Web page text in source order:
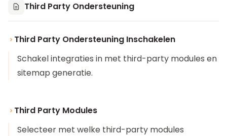
Third Party Ondersteuning
Third Party Ondersteuning Inschakelen
Schakel integraties in met third-party modules en
sitemap generatie.
Third Party Modules
Selecteer met welke third-party modules